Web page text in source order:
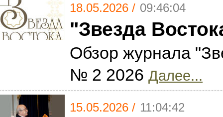
18.05.2026 / 09:46:04
"Звезда
Обзор журнала
№ 2 2026 Далее...
15.05.2026 / 11:04:42